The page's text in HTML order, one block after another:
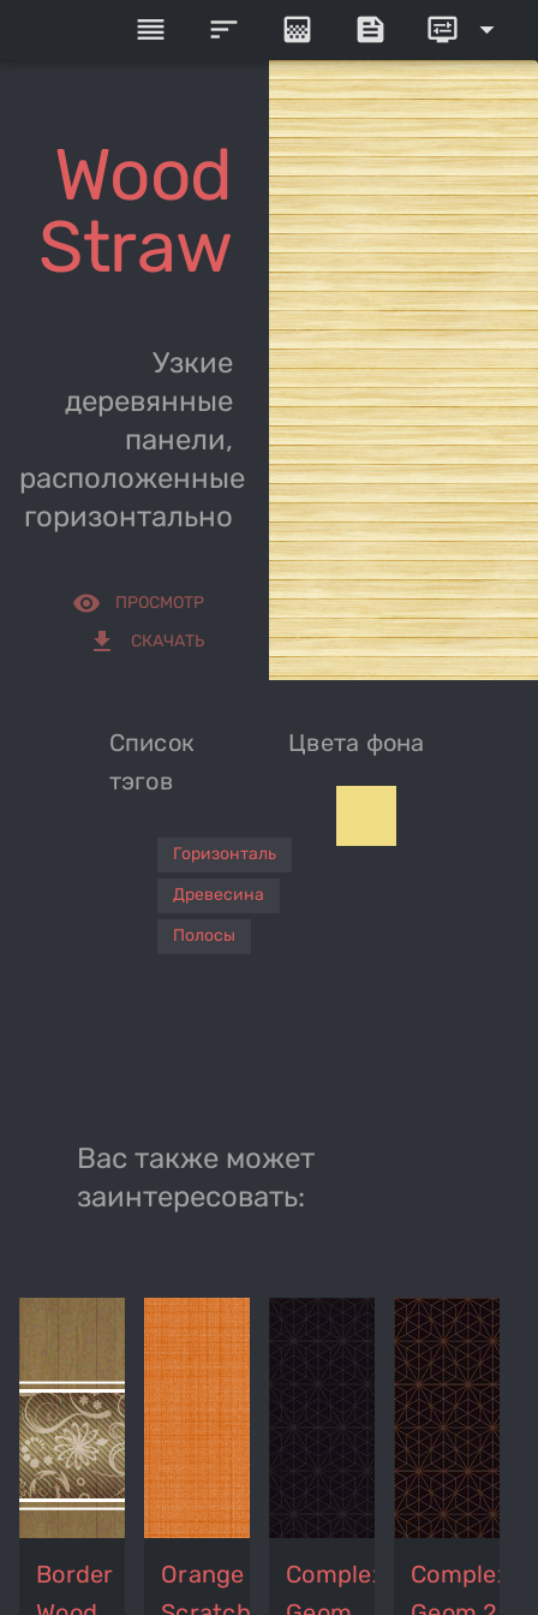
reorder sort gradient feed display_settings arrow_drop_down
Wood
Straw
Узкие
деревянные
панели,
расположенные
горизонтально
remove_red_eye ПРОСМОТР
get_app СКАЧАТЬ
Список
тэгов
Горизонталь
Древесина
Полосы
Цвета фона
Вас также может
заинтересовать:
Border
Orange
Complex
Complex